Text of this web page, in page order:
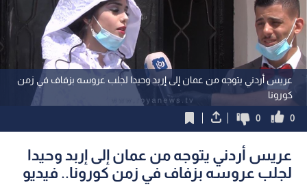
عريس أردني يتوجه من عمان إلى إربد وحيدا لجلب عروسه بزفاف في زمن
كورونا
0
0
عريس أردني يتوجه من عمان إلى إربد وحيدا
لجلب عروسه بزفاف في زمن كورونا.. فيديو